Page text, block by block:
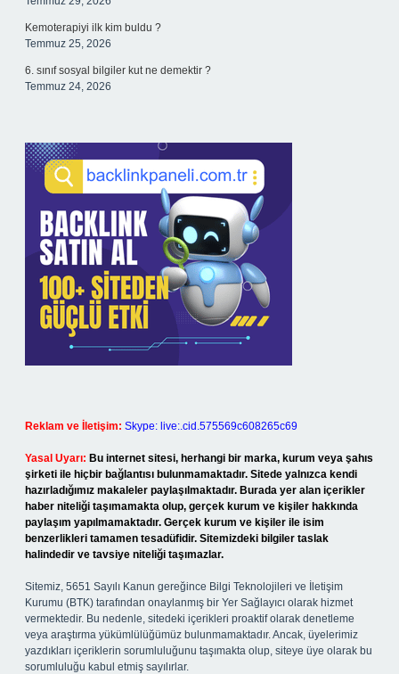
Kemoterapiyi ilk kim buldu ?
Temmuz 25, 2026
6. sınıf sosyal bilgiler kut ne demektir ?
Temmuz 24, 2026
Reklam ve İletişim: Skype: live:.cid.575569c608265c69
Yasal Uyarı: Bu internet sitesi, herhangi bir marka, kurum veya şahıs
şirketi ile hiçbir bağlantısı bulunmamaktadır. Sitede yalnızca kendi
hazırladığımız makaleler paylaşılmaktadır. Burada yer alan içerikler
haber niteliği taşımamakta olup, gerçek kurum ve kişiler hakkında
paylaşım yapılmamaktadır. Gerçek kurum ve kişiler ile isim
benzerlikleri tamamen tesadüfidir. Sitemizdeki bilgiler taslak
halindedir ve tavsiye niteliği taşımazlar.
Sitemiz, 5651 Sayılı Kanun gereğince Bilgi Teknolojileri ve İletişim
Kurumu (BTK) tarafından onaylanmış bir Yer Sağlayıcı olarak hizmet
vermektedir. Bu nedenle, sitedeki içerikleri proaktif olarak denetleme
veya araştırma yükümlülüğümüz bulunmamaktadır. Ancak, üyelerimiz
yazdıkları içeriklerin sorumluluğunu taşımakta olup, siteye üye olarak bu
sorumluluğu kabul etmiş sayılırlar.